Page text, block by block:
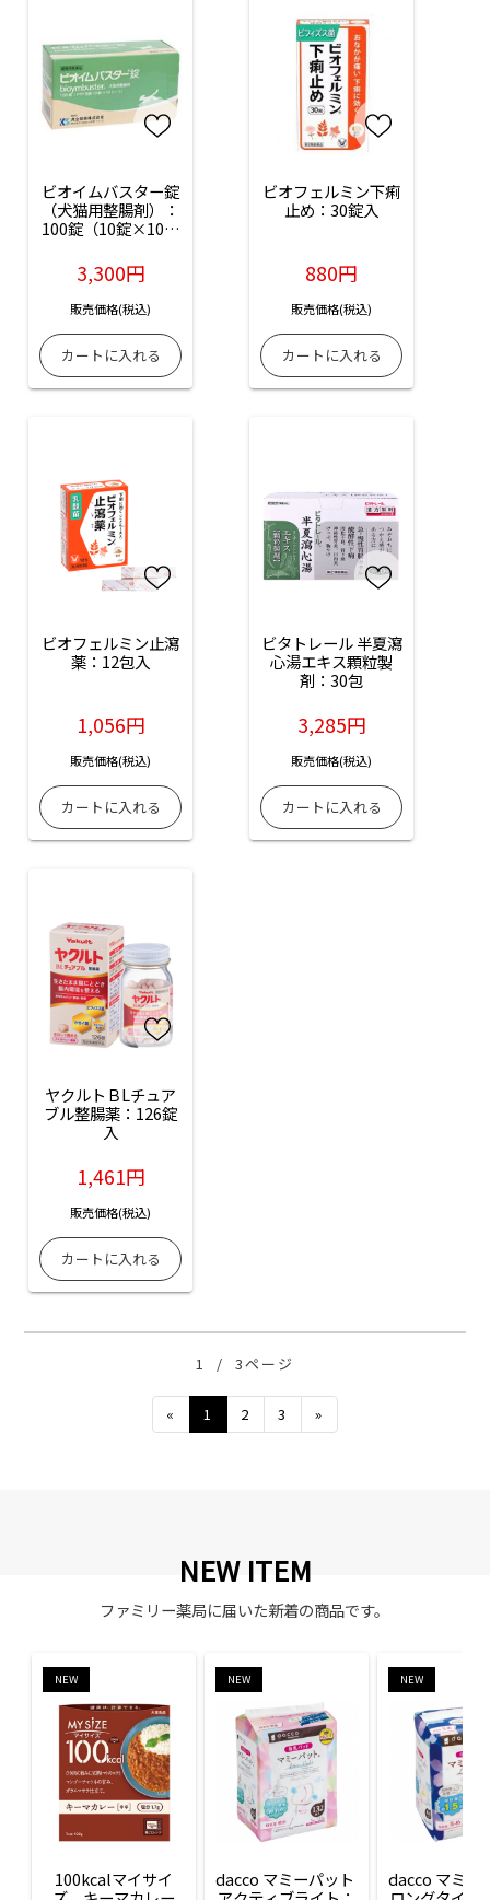
ビオイムバスター錠
（犬猫用整腸剤）：
100錠（10錠×10シ
3,300円
販売価格(税込)
ビオフェルミン下痢
止め：30錠入
880円
販売価格(税込)
ビオフェルミン止瀉
薬：12包入
1,056円
販売価格(税込)
ビタトレール 半夏瀉
心湯エキス顆粒製
剤：30包
3,285円
販売価格(税込)
ヤクルトＢLチュア
ブル整腸薬：126錠
入
1,461円
販売価格(税込)
1 / 3ページ
« Previous
1 2 3 »
NEW ITEM
ファミリー薬局に届いた新着の商品です。
NEW
100kcalマイサイ
NEW
dacco マミーパット
NEW
dacco マミー